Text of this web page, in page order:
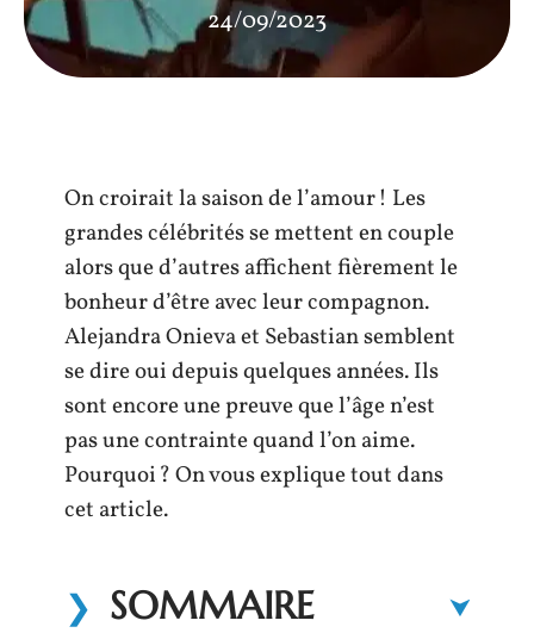
24/09/2023
On croirait la saison de l’amour ! Les
grandes célébrités se mettent en couple
alors que d’autres affichent fièrement le
bonheur d’être avec leur compagnon.
Alejandra Onieva et Sebastian semblent
se dire oui depuis quelques années. Ils
sont encore une preuve que l’âge n’est
pas une contrainte quand l’on aime.
Pourquoi ? On vous explique tout dans
cet article.
SOMMAIRE